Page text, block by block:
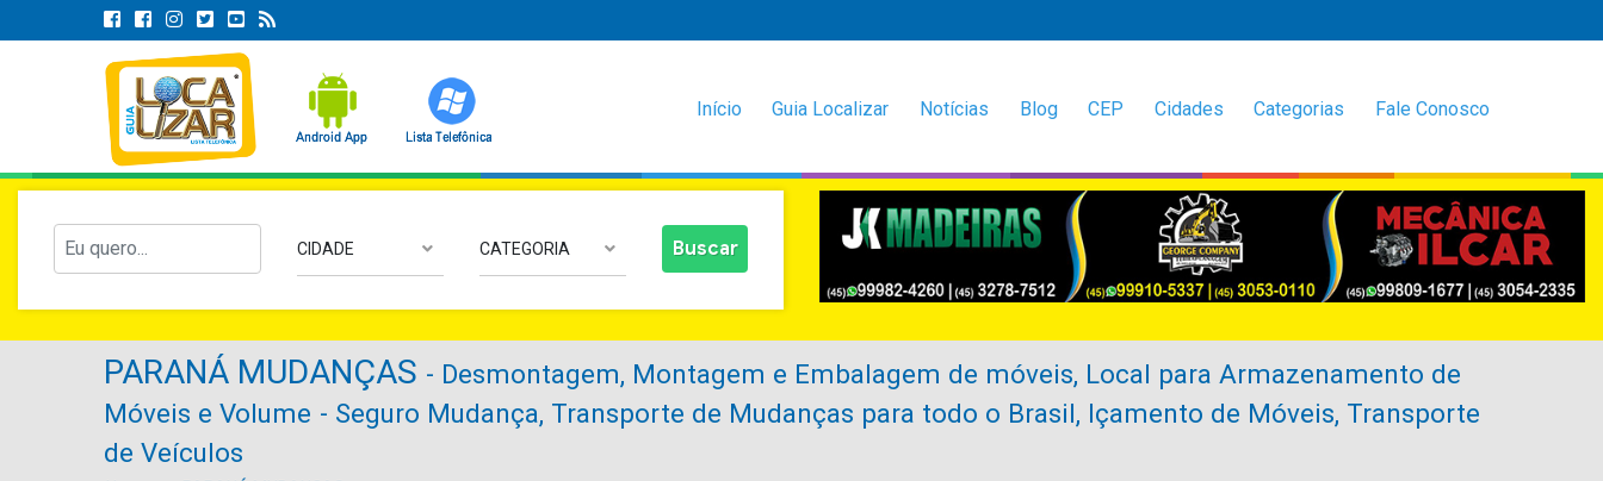
Início Guia Localizar Notícias Blog CEP Cidades Categorias Fale Conosco
CIDADE CATEGORIA
PARANÁ MUDANÇAS - Desmontagem, Montagem e Embalagem de móveis, Local para Armazenamento de
Móveis e Volume - Seguro Mudança, Transporte de Mudanças para todo o Brasil, Içamento de Móveis, Transporte
de Veículos